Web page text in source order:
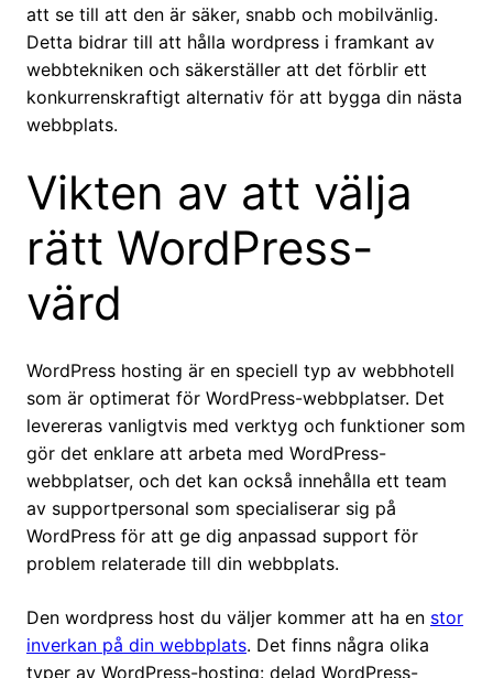
att se till att den är säker, snabb och mobilvänlig.
Detta bidrar till att hålla wordpress i framkant av
webbtekniken och säkerställer att det förblir ett
konkurrenskraftigt alternativ för att bygga din nästa
webbplats.
Vikten av att välja
rätt WordPress-
värd
WordPress hosting är en speciell typ av webbhotell
som är optimerat för WordPress-webbplatser. Det
levereras vanligtvis med verktyg och funktioner som
gör det enklare att arbeta med WordPress-
webbplatser, och det kan också innehålla ett team
av supportpersonal som specialiserar sig på
WordPress för att ge dig anpassad support för
problem relaterade till din webbplats.
Den wordpress host du väljer kommer att ha en stor
inverkan på din webbplats. Det finns några olika
typer av WordPress-hosting: delad WordPress-